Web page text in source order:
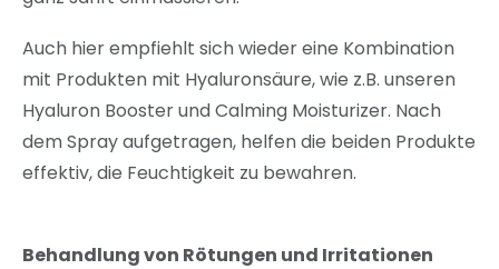
Auch hier empfiehlt sich wieder eine Kombination
mit Produkten mit Hyaluronsäure, wie z.B. unseren
Hyaluron Booster und Calming Moisturizer. Nach
dem Spray aufgetragen, helfen die beiden Produkte
effektiv, die Feuchtigkeit zu bewahren.
Behandlung von Rötungen und Irritationen